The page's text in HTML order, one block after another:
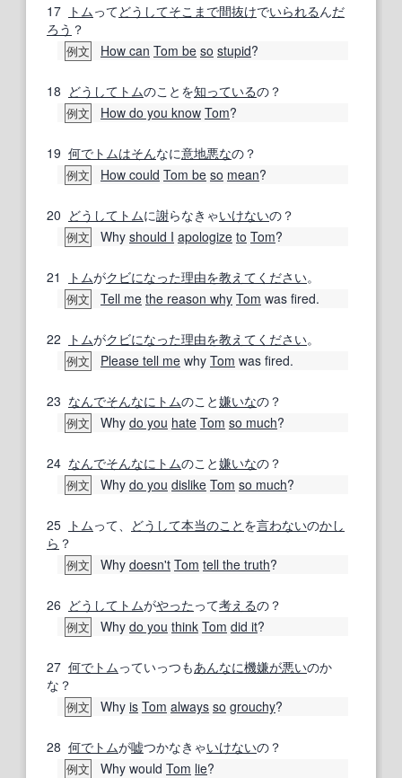
17 トム ってどうしてそこまで間抜けでいられる んだ
ろう ？
例文 How can Tom be so stupid?
18 どうして トムのことを知っているの？
例文 How do you know Tom?
19 何で トムはそんなに意地悪なの？
例文 How could Tom be so mean?
20 どうして トムに謝らなきゃいけないの？
例文 Why should I apologize to Tom?
21 トムがクビになった理由を教えてください。
例文 Tell me the reason why Tom was fired.
22 トムがクビになった理由を教えてください。
例文 Please tell me why Tom was fired.
23 なんでそんなに トムのこと嫌いなの？
例文 Why do you hate Tom so much?
24 なんでそんなに トムのこと嫌いなの？
例文 Why do you dislike Tom so much?
25 トム って、 どうして本当のこと を言わないのかし
ら ？
例文 Why doesn't Tom tell the truth?
26 どうして トムがやったって考えるの？
例文 Why do you think Tom did it?
27 何で トム っていっつもあんなに機嫌が悪いのか
な？
例文 Why is Tom always so grouchy?
28 何で トムが嘘つかなきゃいけないの？
例文 Why would Tom lie?